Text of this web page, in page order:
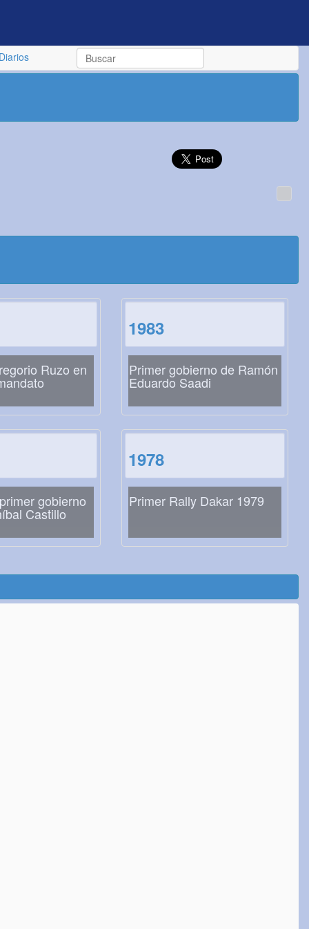
Diarios
Ruzo en
1983
Primer gobierno de Ramón
Eduardo Saadi
gobierno
Castillo
1978
Primer Rally Dakar 1979